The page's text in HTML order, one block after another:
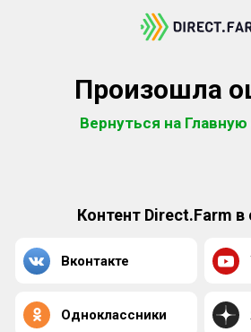
Произошла
Вернуться на
Контент Direct.Farm в
Вконтакте
Одноклассники